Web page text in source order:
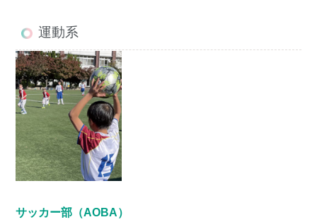
運動系
サッカー部（AOBA）